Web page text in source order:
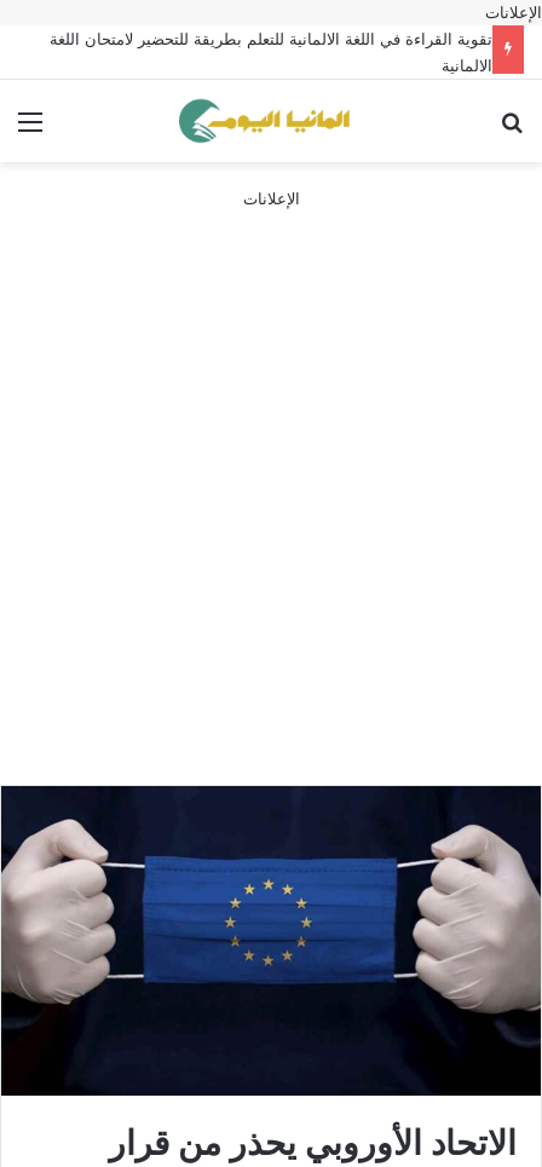
الإعلانات
تقوية القراءة في اللغة الالمانية للتعلم بطريقة للتحضير لامتحان اللغة
الالمانية
الإعلانات
الاتحاد الأوروبي يحذر من قرار